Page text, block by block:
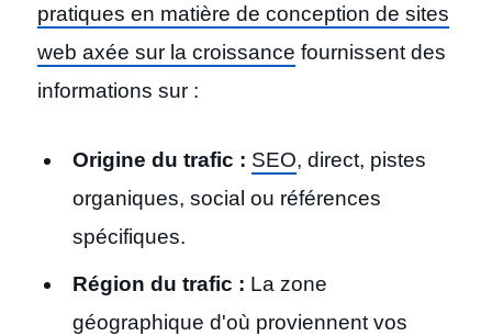
pratiques en matière de conception de sites
web axée sur la croissance fournissent des
informations sur :
Origine du trafic : SEO, direct, pistes
organiques, social ou références
spécifiques.
Région du trafic : La zone
géographique d'où proviennent vos